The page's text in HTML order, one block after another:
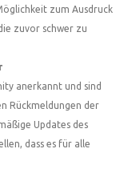
zum Ausdruck
zuvor schwer zu
anerkannt und sind
Rückmeldungen der
Updates des
dass es für alle